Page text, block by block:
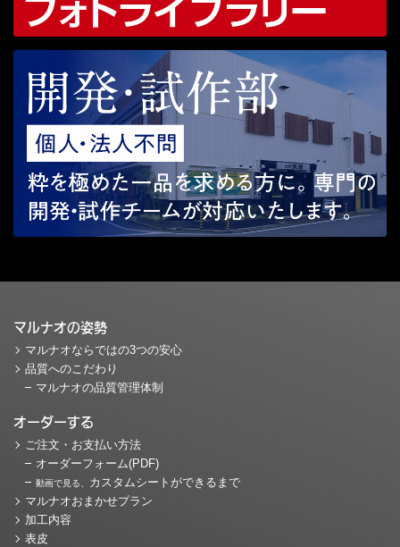
マルナオの姿勢
マルナオならではの3つの安心
品質へのこだわり
マルナオの品質管理体制
オーダーする
ご注文・お支払い方法
オーダーフォーム(PDF)
動画で見る、 カスタムシートができるまで
マルナオおまかせプラン
加工内容
表皮